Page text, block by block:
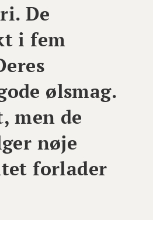
De
i fem
ølsmag.
men de
nøje
forlader